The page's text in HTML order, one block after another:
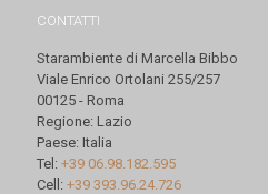
CONTATTI
Starambiente di Marcella Bibbo
Viale Enrico Ortolani 255/257
00125 - Roma
Regione: Lazio
Paese: Italia
Tel: +39 06.98.182.595
Cell: +39 393.96.24.726